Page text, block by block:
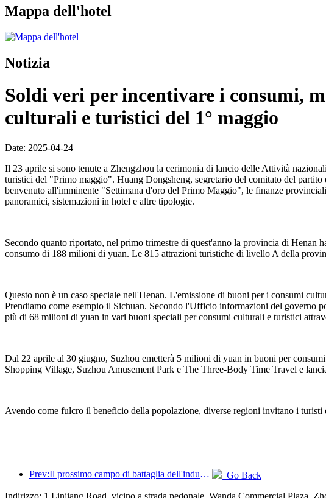
Mappa dell'hotel
Notizia
Soldi veri per incentivare i consumi,
culturali e turistici del 1° maggio
Date: 2025-04-24
Il 23 aprile si sono tenute a Zhengzhou la cerimonia di lancio delle Attività
turistici del "Primo maggio". Huang Dongsheng, segretario del comitato del
benvenuto all'imminente "Settimana d'oro del Primo Maggio", le finanze
panoramici, sistemazioni in hotel e altre tipologie.
Secondo quanto riportato, nel primo trimestre di quest'anno la provincia di
consumo di 188 milioni di yuan. Le 815 attrazioni turistiche di livello A della
Questo non è un caso speciale nell'Henan. L'emissione di buoni per i consumi
Prendiamo come esempio il Sichuan. Secondo l'Ufficio informazioni del governo
più di 68 milioni di yuan in vari buoni speciali per consumi culturali e turistici
Dal 22 aprile al 30 giugno, Suzhou emetterà 5 milioni di yuan in buoni per
Shopping Village, Suzhou Amusement Park e The Three-Body Time Travel e
Avendo come fulcro il beneficio della popolazione, diverse regioni invitano i
Prev:Il prossimo campo di battaglia dell'industria alberghiera risiede nei geni sostenibili dell'arredamento
Go Back
Indirizzo: 1 Linjiang Road, vicino a strada pedonale, Wanda Commercial Plaza,